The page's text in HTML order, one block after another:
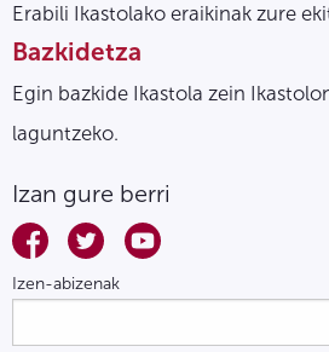
Erabili Ikastolako eraikinak zure
Bazkidetza
Egin bazkide Ikastola zein
laguntzeko.
Izan gure berri
Izen-abizenak